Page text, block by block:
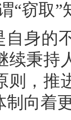
“窃取
自身的
续秉持
则，推
制向着